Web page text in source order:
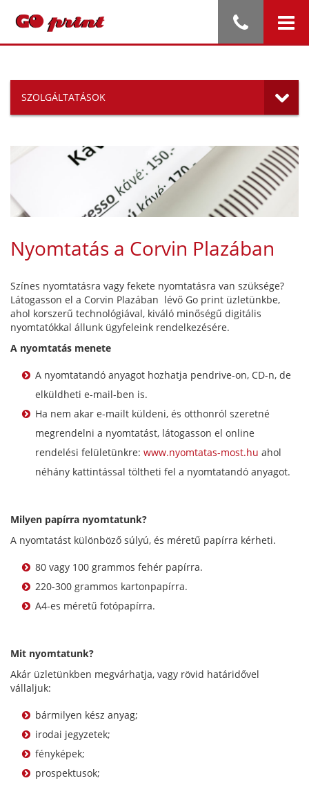
SZOLGÁLTATÁSOK
Nyomtatás a Corvin Plazában
Színes nyomtatásra vagy fekete nyomtatásra van szüksége?
Látogasson el a Corvin Plazában lévő Go print üzletünkbe,
ahol korszerű technológiával, kiváló minőségű digitális
nyomtatókkal állunk ügyfeleink rendelkezésére.
A nyomtatás menete
A nyomtatandó anyagot hozhatja pendrive-on, CD-n, de
elküldheti e-mail-ben is.
Ha nem akar e-mailt küldeni, és otthonról szeretné
megrendelni a nyomtatást, látogasson el online
rendelési felületünkre: www.nyomtatas-most.hu ahol
néhány kattintással töltheti fel a nyomtatandó anyagot.
Milyen papírra nyomtatunk?
A nyomtatást különböző súlyú, és méretű papírra kérheti.
80 vagy 100 grammos fehér papírra.
220-300 grammos kartonpapírra.
A4-es méretű fotópapírra.
Mit nyomtatunk?
Akár üzletünkben megvárhatja, vagy rövid határidővel
vállaljuk:
bármilyen kész anyag;
irodai jegyzetek;
fényképek;
prospektusok;